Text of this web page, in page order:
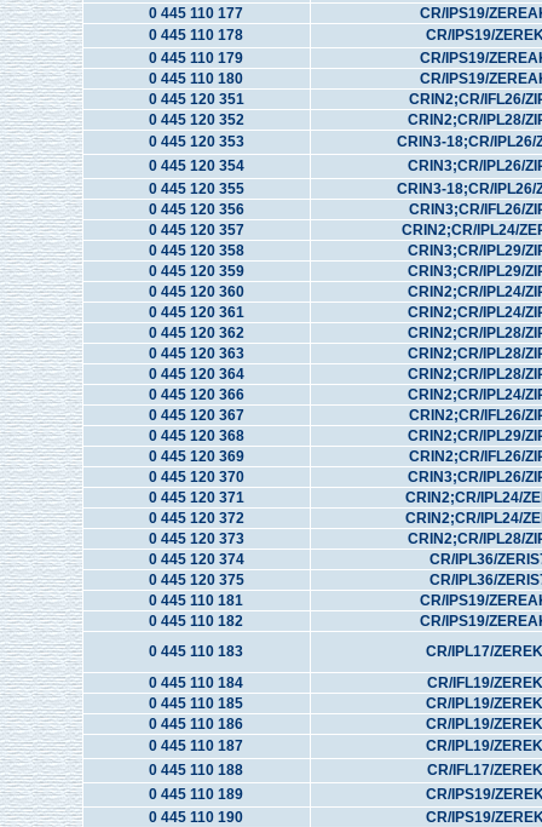
0 445 110 177
CR/IPS19/
0 445 110 178
CR/IPS19/
0 445 110 179
CR/IPS19/
0 445 110 180
CR/IPS19/
0 445 120 351
CRIN2;CR/IFL26/
0 445 120 352
CRIN2;CR/IPL28/
0 445 120 353
CRIN3-18;CR/IPL26/
0 445 120 354
CRIN3;CR/IPL26/
0 445 120 355
CRIN3-18;CR/IPL26/
0 445 120 356
CRIN3;CR/IFL26/
0 445 120 357
CRIN2;CR/IPL24/
0 445 120 358
CRIN3;CR/IPL29/
0 445 120 359
CRIN3;CR/IPL29/
0 445 120 360
CRIN2;CR/IPL24/
0 445 120 361
CRIN2;CR/IPL24/
0 445 120 362
CRIN2;CR/IPL28/
0 445 120 363
CRIN2;CR/IPL28/
0 445 120 364
CRIN2;CR/IPL28/
0 445 120 366
CRIN2;CR/IPL24/
0 445 120 367
CRIN2;CR/IFL26/
0 445 120 368
CRIN2;CR/IPL29/
0 445 120 369
CRIN2;CR/IFL26/
0 445 120 370
CRIN3;CR/IPL26/
0 445 120 371
CRIN2;CR/IPL24/
0 445 120 372
CRIN2;CR/IPL24/
0 445 120 373
CRIN2;CR/IPL28/
0 445 120 374
CR/IPL36/
0 445 120 375
CR/IPL36/
0 445 110 181
CR/IPS19/
0 445 110 182
CR/IPS19/
0 445 110 183
CR/IPL17/
0 445 110 184
CR/IFL19/
0 445 110 185
CR/IPL19/
0 445 110 186
CR/IPL19/
0 445 110 187
CR/IPL19/
0 445 110 188
CR/IFL17/
0 445 110 189
CR/IPS19/
0 445 110 190
CR/IPS19/